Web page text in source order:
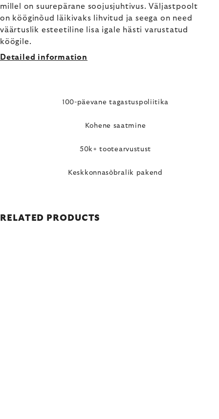
millel on suurepärane soojusjuhtivus. Väljastpoolt
on kööginõud läikivaks lihvitud ja seega on need
väärtuslik esteetiline lisa igale hästi varustatud
köögile.
Detailed information
100-päevane tagastuspoliitika
Kohene saatmine
50k+ tootearvustust
Keskkonnasõbralik pakend
RELATED PRODUCTS